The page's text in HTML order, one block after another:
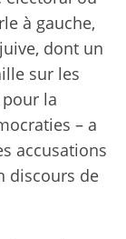
à gauche,
dont un
sur les
la
– a
accusations
discours de